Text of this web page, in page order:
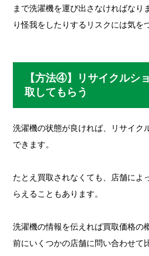
まで洗濯機を運び出さなければなり
り怪我をしたりするリスクには気を
【方法④】リサイクルシ
取してもらう
洗濯機の状態が良ければ、リサイク
できます。
たとえ買取されなくても、店舗によ
らえることもあります。
洗濯機の情報を伝えれば買取価格の
前にいくつかの店舗に問い合わせて